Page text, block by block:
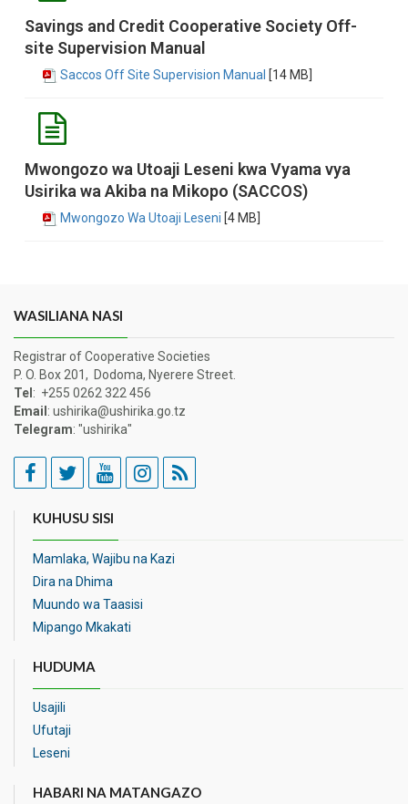
Savings and Credit Cooperative Society Off-
site Supervision Manual
Saccos Off Site Supervision Manual [14 MB]
Mwongozo wa Utoaji Leseni kwa Vyama vya
Usirika wa Akiba na Mikopo (SACCOS)
Mwongozo Wa Utoaji Leseni [4 MB]
WASILIANA NASI
Registrar of Cooperative Societies
P. O. Box 201, Dodoma, Nyerere Street.
Tel : +255 0262 322 456
Email : ushirika@ushirika.go.tz
Telegram: "ushirika"
KUHUSU SISI
Mamlaka, Wajibu na Kazi
Dira na Dhima
Muundo wa Taasisi
Mipango Mkakati
HUDUMA
Usajili
Ufutaji
Leseni
HABARI NA MATANGAZO